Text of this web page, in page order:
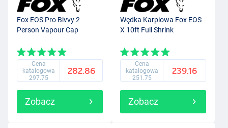
Fox EOS Pro Bivvy 2
Person Vapour Cap
Cena
katalogowa
297.75
282.86
Zobacz
Wędka Karpiowa Fox EOS
X 10ft Full Shrink
Cena
katalogowa
251.75
239.16
Zobacz